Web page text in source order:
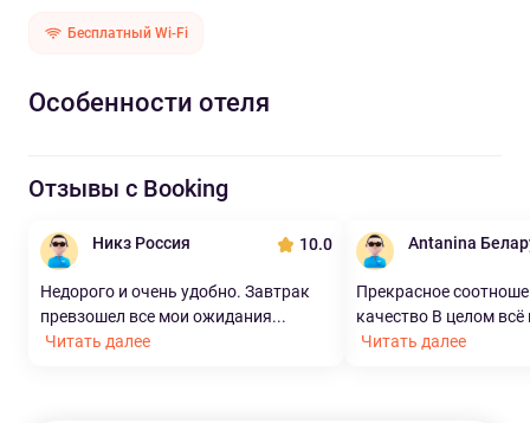
Бесплатный Wi-Fi
Особенности отеля
Отзывы с Booking
Никз Россия 10.0
Недорого и очень удобно. Завтрак
превзошел все мои ожидания...
Читать далее
Antanina
Прекрасное
качество В целом
Читать далее